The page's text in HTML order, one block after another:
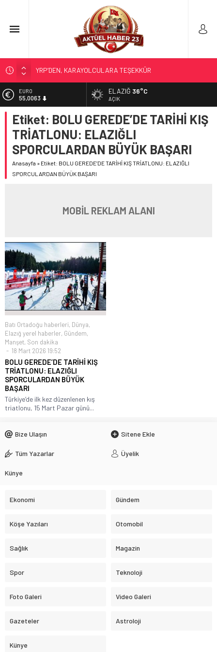
YRP’DEN, KARAYOLCULARA TEŞEKKÜR
BUGÜN ÇOĞU YERDE ELEKTRİK OLMAYACAK
BİR OPERASYON VAR BU GECE
GÜNEŞ; 12 AĞUSTOS’TA TUTULACAK…
SOSYAL MEDYANIN KÜÇÜK YAŞ BAĞIMLILIĞI
EURO
55,0063
ALTIN
6.543,59
BİST
13.798,82
DOLAR
47,7010
ELAZIĞ 36°C
AÇIK
Etiket: BOLU GEREDE’DE TARİHİ KIŞ
TRİATLONU: ELAZIĞLI
SPORCULARDAN BÜYÜK BAŞARI
Anasayfa » Etiket: BOLU GEREDE’DE TARİHİ KIŞ TRİATLONU: ELAZIĞLI
SPORCULARDAN BÜYÜK BAŞARI
MOBİL REKLAM ALANI
Batı Ortadoğu haberleri, Dünya,
Elazığ yerel haberler, Gündem,
Manşet, Son dakika
18 Mart 2026 19:52
BOLU GEREDE’DE TARİHİ KIŞ
TRİATLONU: ELAZIĞLI
SPORCULARDAN BÜYÜK
BAŞARI
Türkiye’de ilk kez düzenlenen kış
triatlonu, 15 Mart Pazar günü...
Bize Ulaşın Sitene Ekle
Tüm Yazarlar Üyelik
Künye
Ekonomi Gündem
Köşe Yazıları Otomobil
Sağlık Magazin
Spor Teknoloji
Foto Galeri Video Galeri
Gazeteler Astroloji
Künye